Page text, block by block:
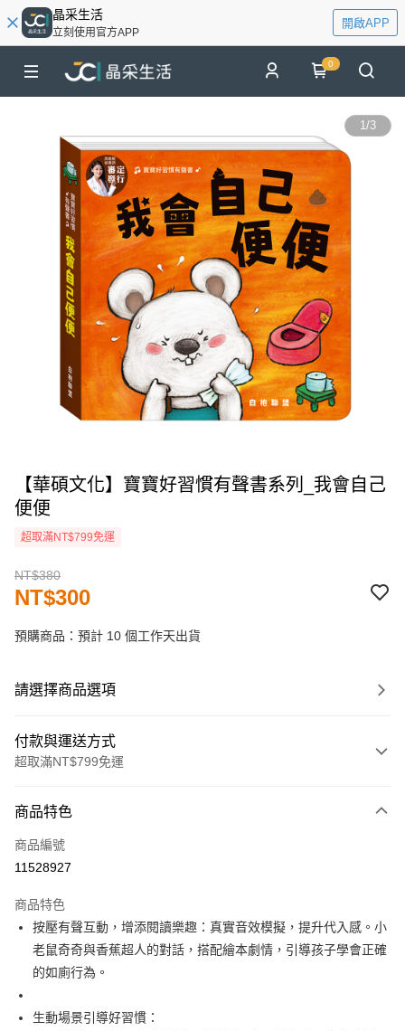
晶采生活
立刻使用官方APP
開啟APP
0
1/3
【華碩文化】寶寶好習慣有聲書系列_我會自己
便便
超取滿NT$799免運
NT$380
NT$300
預購商品：預計 10 個工作天出貨
請選擇商品選項
付款與運送方式
超取滿NT$799免運
信用卡一次付款
LINE Pay
街口支付
悠遊付
AFTEE先享後付
商品特色
商品編號
11528927
商品特色
按壓有聲互動，增添閱讀樂趣：真實音效模擬，提升代入感。小
老鼠奇奇與香蕉超人的對話，搭配繪本劇情，引導孩子學會正確
的如廁行為。
生動場景引導好習慣：